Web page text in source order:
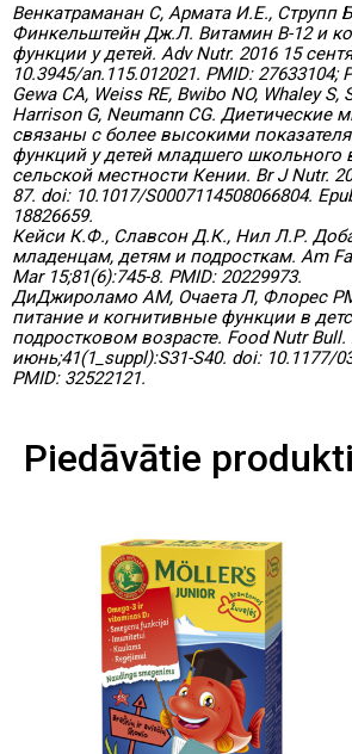
Венкатраманан С, Армата И.Е., Струпп
Финкельштейн Дж.Л. Витамин B-12 и
функции у детей. Adv Nutr. 2016 15
10.3945/an.115.012021. PMID: 27633104;
Gewa CA, Weiss RE, Bwibo NO, Whaley S,
Harrison G, Neumann CG. Диетические
связаны с более высокими
функций у детей младшего школьного
сельской местности Кении. Br J Nutr.
87. doi: 10.1017/S0007114508066804.
18826659.
Кейси К.Ф., Славсон Д.К., Нил Л.Р.
младенцам, детям и подросткам. Am
Mar 15;81(6):745-8. PMID: 20229973.
ДиДжироламо АМ, Очаета Л, Флорес
питание и когнитивные функции в
подростковом возрасте. Food Nutr Bull.
июнь;41(1_suppl):S31-S40. doi: 10.1177/
PMID: 32522121.
Piedāvātie produkti